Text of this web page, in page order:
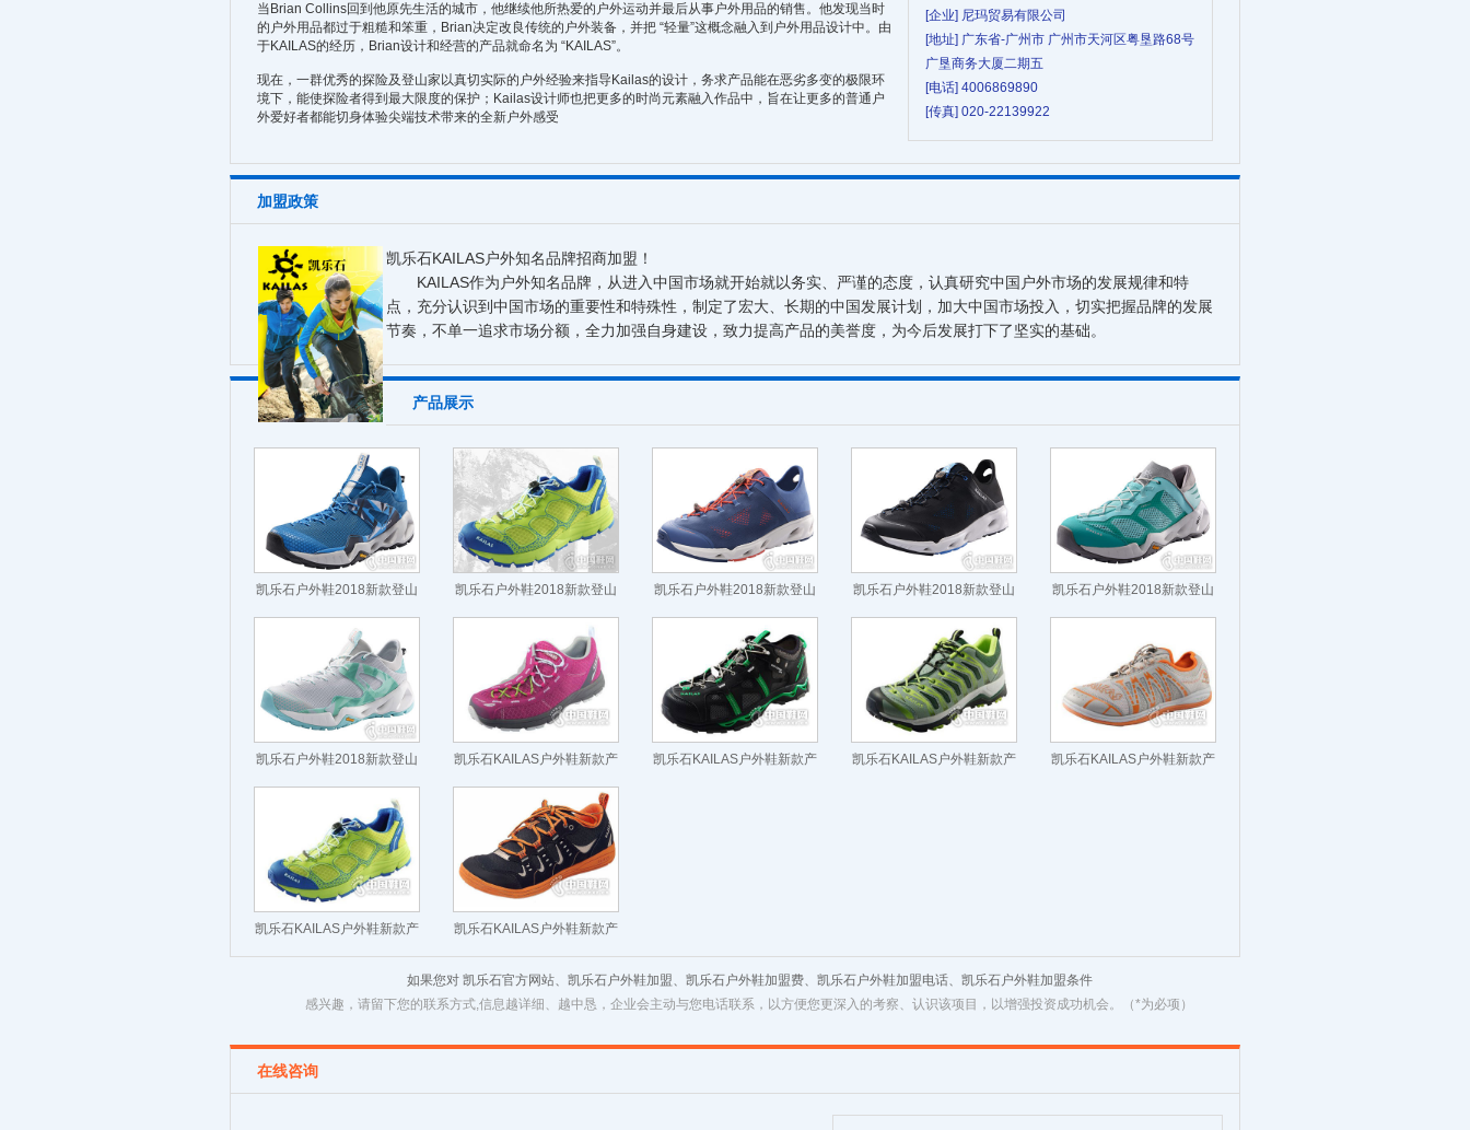
[企业] 尼玛贸易有限公司
[地址] 广东省-广州市 广州市天河区粤垦路68号
广垦商务大厦二期五
[电话] 4006869890
[传真] 020-22139922
当Brian Collins回到他原先生活的城市，他继续他所热爱的户外运动并最后从事户外用品的销售。他发现当时
的户外用品都过于粗糙和笨重，Brian决定改良传统的户外装备，并把 “轻量”这概念融入到户外用品设计中。由
于KAILAS的经历，Brian设计和经营的产品就命名为 “KAILAS”。
现在，一群优秀的探险及登山家以真切实际的户外经验来指导Kailas的设计，务求产品能在恶劣多变的极限环
境下，能使探险者得到最大限度的保护；Kailas设计师也把更多的时尚元素融入作品中，旨在让更多的普通户
外爱好者都能切身体验尖端技术带来的全新户外感受
加盟政策
凯乐石KAILAS户外知名品牌招商加盟！
KAILAS作为户外知名品牌，从进入中国市场就开始就以务实、严谨的态度，认真研究中国户外市场的发展规律和特
点，充分认识到中国市场的重要性和特殊性，制定了宏大、长期的中国发展计划，加大中国市场投入，切实把握品牌的发展
节奏，不单一追求市场分额，全力加强自身建设，致力提高产品的美誉度，为今后发展打下了坚实的基础。
产品展示
凯乐石户外鞋2018新款登山
鞋
凯乐石户外鞋2018新款登山
鞋
凯乐石户外鞋2018新款登山
鞋
凯乐石户外鞋2018新款登山
鞋
凯乐石户外鞋2018新款登山
鞋
凯乐石户外鞋2018新款登山
鞋
凯乐石KAILAS户外鞋新款产
品
凯乐石KAILAS户外鞋新款产 凯乐石KAILAS户外鞋新款产 凯乐石KAILAS户外鞋新款产
凯乐石KAILAS户外鞋新款产
品
凯乐石KAILAS户外鞋新款产
品
如果您对 凯乐石官方网站、凯乐石户外鞋加盟、凯乐石户外鞋加盟费、凯乐石户外鞋加盟电话、凯乐石户外鞋加盟条件
感兴趣，请留下您的联系方式,信息越详细、越中恳，企业会主动与您电话联系，以方便您更深入的考察、认识该项目，以增强投资成功机会。（*为必项）
在线咨询